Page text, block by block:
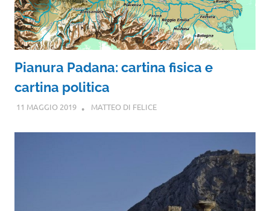
Pianura Padana: cartina fisica e
cartina politica
11 MAGGIO 2019 MATTEO DI FELICE